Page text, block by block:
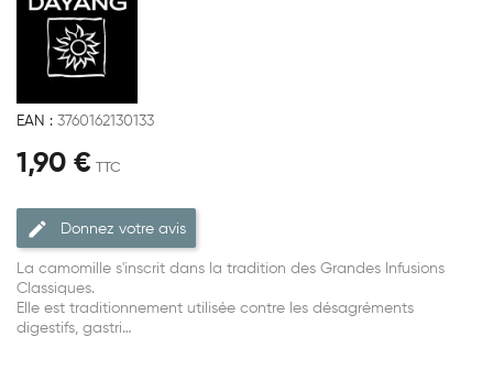
EAN : 3760162130133
1,90 € TTC
Donnez votre avis
La camomille s'inscrit dans la tradition des Grandes Infusions
Classiques.
Elle est traditionnement utilisée contre les désagréments
digestifs, gastri…